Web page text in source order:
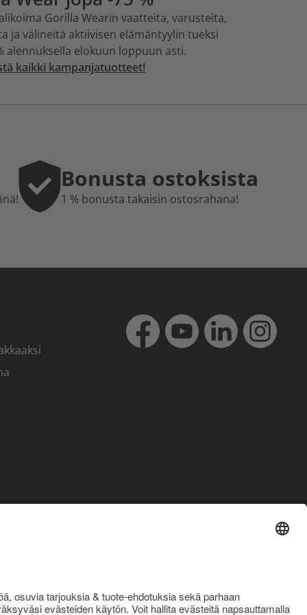
Gorilla Wearin vaatteita, varusteita,
ja välineitä aktiivisen elämäntyylin tueksi
alennuksella elokuun loppuun asti.
kaikki kampanjatuotteet!
Bonusta ostoksista
1 % bonusta takaisin ostosrahana!